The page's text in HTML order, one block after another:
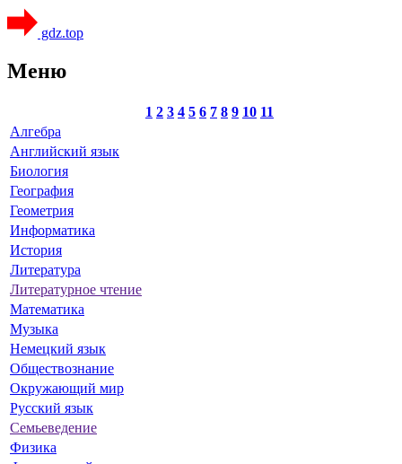
gdz.top
Меню
1 2 3 4 5 6 7 8 9 10 11
Алгебра
Английский язык
Биология
География
Геометрия
Информатика
История
Литература
Литературное чтение
Математика
Музыка
Немецкий язык
Обществознание
Окружающий мир
Русский язык
Семьеведение
Физика